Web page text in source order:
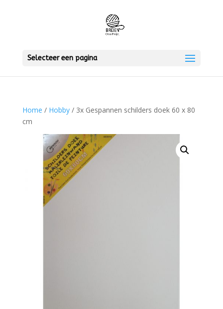
Selecteer een pagina
Home / Hobby/ 3x Gespannen schilders doek 60 x 80
cm